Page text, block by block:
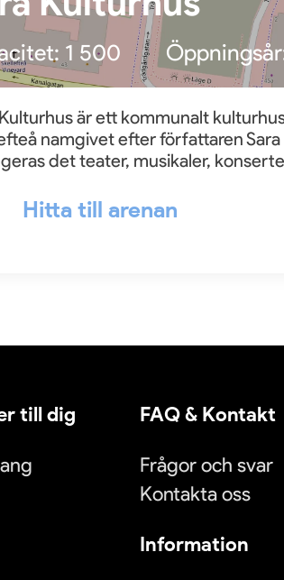
1 500
är ett kommunalt
namgivet efter författaren Sara
det teater, musikaler,
Hitta till arenan
till dig FAQ & Kontakt
Frågor och svar
Kontakta oss
Information